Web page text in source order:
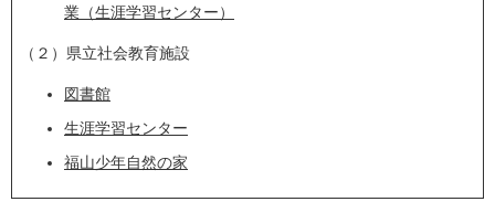
業（生涯学習センター）
（２）県立社会教育施設
図書館
生涯学習センター
福山少年自然の家